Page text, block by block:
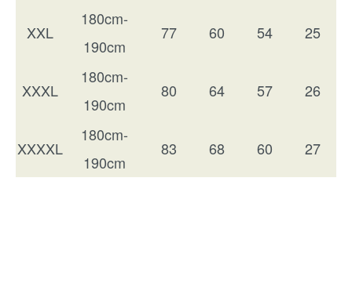
XXL
180cm-
190cm
77 60 54 25
XXXL
180cm-
190cm
80 64 57 26
XXXXL
180cm-
190cm
83 68 60 27